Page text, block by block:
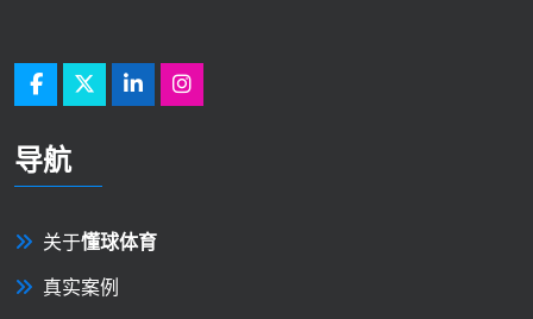
导航
关于懂球体育
真实案例